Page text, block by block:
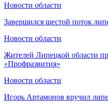
Новости области
Завершился шестой поток
Новости области
Жителей Липецкой области
«Профразвития»
Новости области
Игорь Артамонов вручил